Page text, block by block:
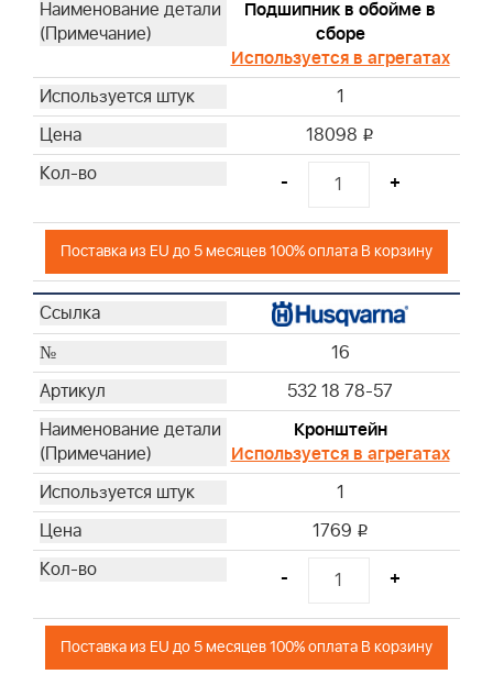
Подшипник в обойме в
сборе
Используется в агрегатах
1
18098 i
- +
Поставка из EU до 5 месяцев 100% оплата В корзину
16
532 18 78-57
Кронштейн
Используется в агрегатах
1
1769 i
- +
Поставка из EU до 5 месяцев 100% оплата В корзину